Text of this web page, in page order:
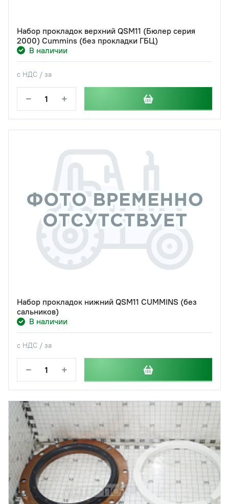
Набор прокладок верхний QSM11 (Бюлер серия
2000) Cummins (без прокладки ГБЦ)
В наличии
с НДС / за
− +
Набор прокладок нижний QSM11 CUMMINS (без
сальников)
В наличии
с НДС / за
− +